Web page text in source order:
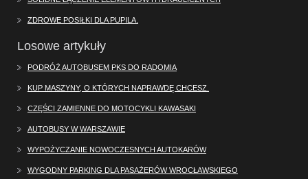
ZDROWE POSIŁKI DLA PUPILA.
Losowe artykuły
PODRÓŻ AUTOBUSEM PKS DO RADOMIA
KUP MASZYNY, O KTÓRYCH NAPRAWDĘ CHCESZ.
CZĘŚCI ZAMIENNE DO MOTOCYKLI KAWASAKI
AUTOBUSY W WARSZAWIE
WYPOŻYCZANIE NOWOCZESNYCH AUTOKARÓW
WYGODNY PARKING DLA PASAŻERÓW WROCŁAWSKIEGO